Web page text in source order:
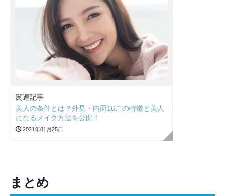
関連記事
美人の条件とは？外見・内面16この特徴と美人
になるメイク方法を公開！
2021年01月25日
まとめ